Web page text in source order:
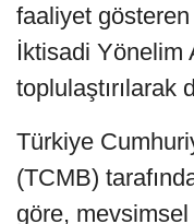
faaliyet
İktisadi Yönelim
toplulaştırılarak
Türkiye
(TCMB)
göre, mevsimsel